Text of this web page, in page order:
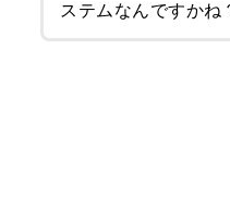
ステムなんですかね